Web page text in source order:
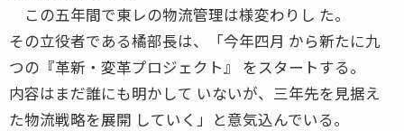
この五年間で東レの物流管理は様変わりし た。
その立役者である橘部長は、「今年四月 から新たに九
つの『革新・変革プロジェクト』 をスタートする。
内容はまだ誰にも明かして いないが、三年先を見据え
た物流戦略を展開 していく」と意気込んでいる。